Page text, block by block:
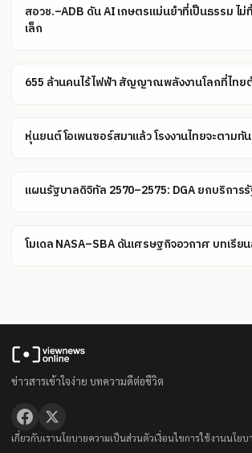
สอวช.–ADB ดัน AI เกษตรแม่นยำที่เป็นธรรม ไม่
เล็ก
655 ล้านคนไร้ไฟฟ้า สัญญาณพลังงานโลกที่ไทย
หุ่นยนต์โอเพนซอร์สมาแล้ว โรงงานไทยจะตามทั
แผนรัฐบาลดิจิทัล 2570–2575: DGA ยกบริการ
โมเดล NASA–SBA ดันเศรษฐกิจอวกาศ บทเรีย
ข่าวสารเข้าใจง่าย บทความดีต่อชีวิต
เกี่ยวกับเรานโยบายความเป็นส่วนตัวเงื่อนไขการใช้งานนโยบ